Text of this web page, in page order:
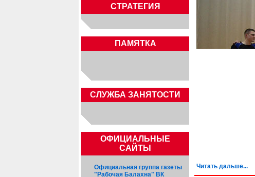
СТРАТЕГИЯ
ПАМЯТКА
CЛУЖБА ЗАНЯТОСТИ
ОФИЦИАЛЬНЫЕ
САЙТЫ
Официальная группа газеты
"Рабочая Балахна" ВК
Читать дальше...